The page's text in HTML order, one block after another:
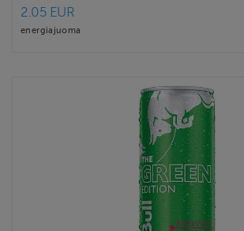
2.05 EUR
energiajuoma